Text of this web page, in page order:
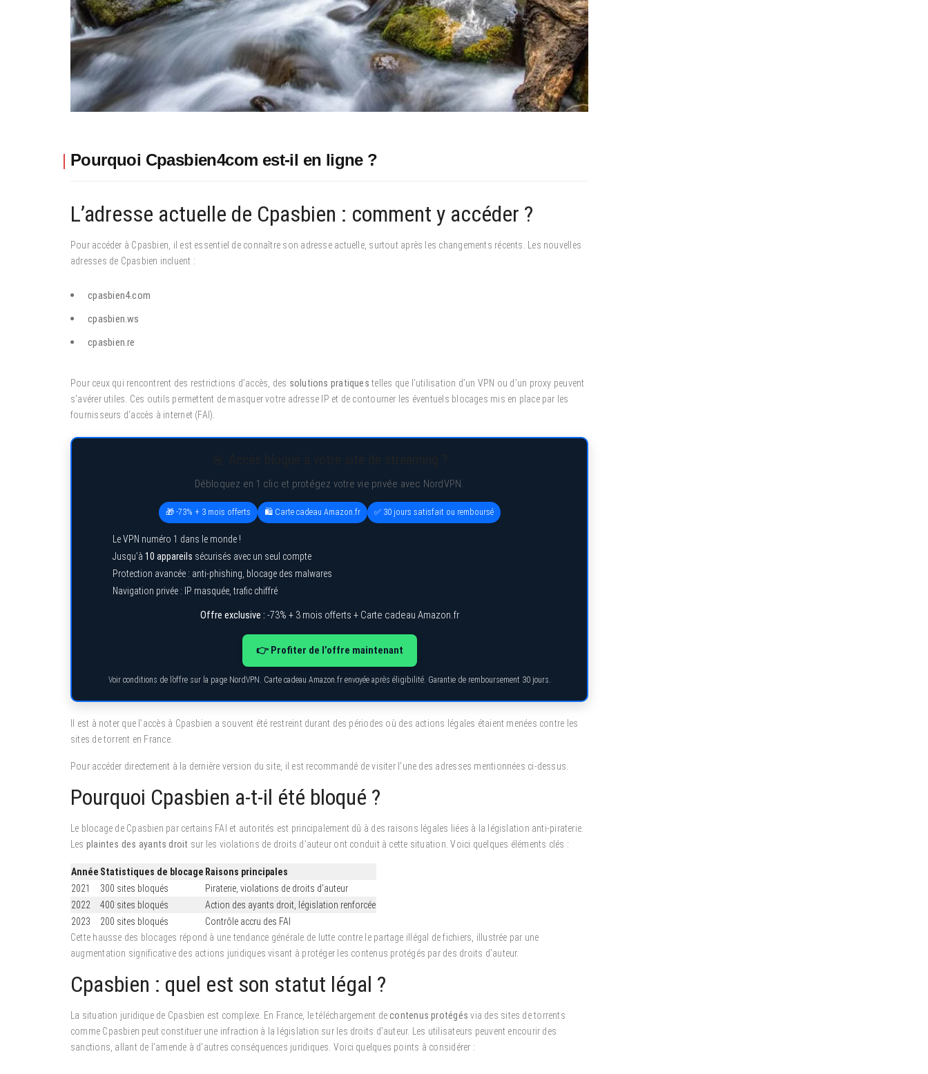
Pourquoi Cpasbien4com est-il en ligne ?
L’adresse actuelle de Cpasbien : comment y accéder ?
Pour accéder à Cpasbien, il est essentiel de connaître son adresse actuelle, surtout après les changements récents. Les nouvelles
adresses de Cpasbien incluent :
cpasbien4.com
cpasbien.ws
cpasbien.re
Pour ceux qui rencontrent des restrictions d’accès, des solutions pratiques telles que l’utilisation d’un VPN ou d’un proxy peuvent
s’avérer utiles. Ces outils permettent de masquer votre adresse IP et de contourner les éventuels blocages mis en place par les
fournisseurs d’accès à internet (FAI).
Débloquez en 1 clic et protégez votre vie privée avec NordVPN.
🎁 -73% + 3 mois offerts 🛍️ Carte cadeau Amazon.fr ✅ 30 jours satisfait ou remboursé
Le VPN numéro 1 dans le monde !
Jusqu’à 10 appareils sécurisés avec un seul compte
Protection avancée : anti-phishing, blocage des malwares
Navigation privée : IP masquée, trafic chiffré
Offre exclusive : -73% + 3 mois offerts + Carte cadeau Amazon.fr
👉 Profiter de l’offre maintenant
Voir conditions de l’offre sur la page NordVPN. Carte cadeau Amazon.fr envoyée après éligibilité. Garantie de remboursement 30 jours.
Il est à noter que l’accès à Cpasbien a souvent été restreint durant des périodes où des actions légales étaient menées contre les
sites de torrent en France.
Pour accéder directement à la dernière version du site, il est recommandé de visiter l’une des adresses mentionnées ci-dessus.
Pourquoi Cpasbien a-t-il été bloqué ?
Le blocage de Cpasbien par certains FAI et autorités est principalement dû à des raisons légales liées à la législation anti-piraterie.
Les plaintes des ayants droit sur les violations de droits d’auteur ont conduit à cette situation. Voici quelques éléments clés :
Année Statistiques de blocage Raisons principales
2021
300 sites bloqués
Piraterie, violations de droits d’auteur
2022
400 sites bloqués
Action des ayants droit, législation renforcée
2023
200 sites bloqués
Contrôle accru des FAI
Cette hausse des blocages répond à une tendance générale de lutte contre le partage illégal de fichiers, illustrée par une
augmentation significative des actions juridiques visant à protéger les contenus protégés par des droits d’auteur.
Cpasbien : quel est son statut légal ?
La situation juridique de Cpasbien est complexe. En France, le téléchargement decontenus protégés via des sites de torrents
comme Cpasbien peut constituer une infraction à la législation sur les droits d’auteur. Les utilisateurs peuvent encourir des
sanctions, allant de l’amende à d’autres conséquences juridiques. Voici quelques points à considérer :